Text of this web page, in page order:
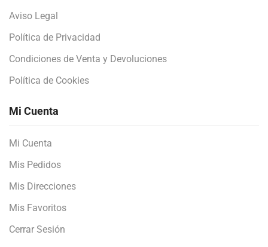
Aviso Legal
Política de Privacidad
Condiciones de Venta y Devoluciones
Política de Cookies
Mi Cuenta
Mi Cuenta
Mis Pedidos
Mis Direcciones
Mis Favoritos
Cerrar Sesión